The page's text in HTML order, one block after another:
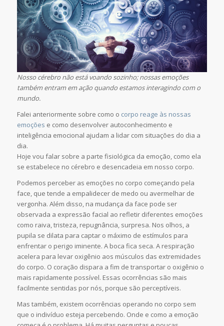
Nosso cérebro não está voando sozinho; nossas emoções
também entram em ação quando estamos interagindo com o
mundo.
Falei anteriormente sobre como o corpo reage às nossas
emoções e como desenvolver autoconhecimento e
inteligência emocional ajudam a lidar com situações do dia a
dia.
Hoje vou falar sobre a parte fisiológica da emoção, como ela
se estabelece no cérebro e desencadeia em nosso corpo.
Podemos perceber as emoções no corpo começando pela
face, que tende a empalidecer de medo ou avermelhar de
vergonha. Além disso, na mudança da face pode ser
observada a expressão facial ao refletir diferentes emoções
como raiva, tristeza, repugnância, surpresa. Nos olhos, a
pupila se dilata para captar o máximo de estímulos para
enfrentar o perigo iminente. A boca fica seca. A respiração
acelera para levar oxigênio aos músculos das extremidades
do corpo. O coração dispara a fim de transportar o oxigênio o
mais rapidamente possível. Essas ocorrências são mais
facilmente sentidas por nós, porque são perceptíveis.
Mas também, existem ocorrências operando no corpo sem
que o indivíduo esteja percebendo. Onde e como a emoção